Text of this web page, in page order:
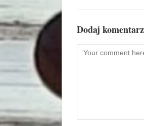
Dodaj komentarz